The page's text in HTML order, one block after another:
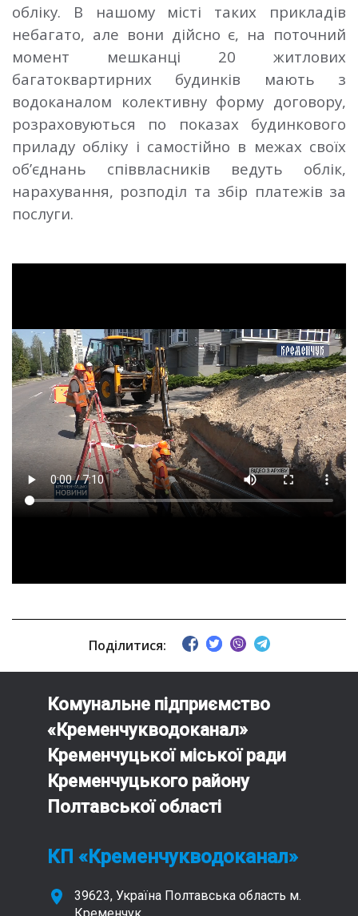
обліку. В нашому місті таких прикладів
небагато, але вони дійсно є, на поточний
момент мешканці 20 житлових
багатоквартирних будинків мають з
водоканалом колективну форму договору,
розраховуються по показах будинкового
приладу обліку і самостійно в межах своїх
об’єднань співвласників ведуть облік,
нарахування, розподіл та збір платежів за
послуги.
Поділитися:
Комунальне підприємство
«Кременчукводоканал»
Кременчуцької міської ради
Кременчуцького району
Полтавської області
КП «Кременчукводоканал»
39623, Україна Полтавська область м.